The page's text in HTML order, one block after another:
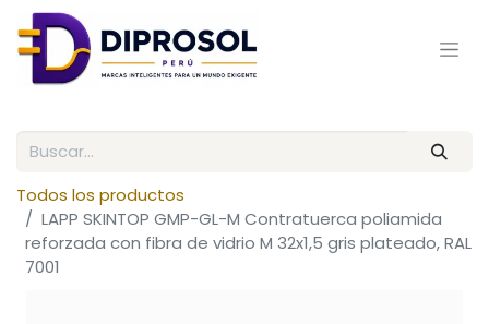
Todos los productos
LAPP SKINTOP GMP-GL-M Contratuerca poliamida
reforzada con fibra de vidrio M 32x1,5 gris plateado, RAL
7001